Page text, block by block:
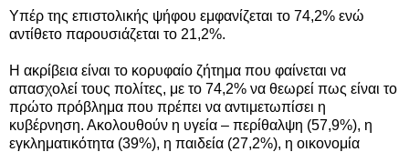
Υπέρ της επιστολικής ψήφου εμφανίζεται το 74,2% ενώ
αντίθετο παρουσιάζεται το 21,2%.
Η ακρίβεια είναι το κορυφαίο ζήτημα που φαίνεται να
απασχολεί τους πολίτες, με το 74,2% να θεωρεί πως είναι το
πρώτο πρόβλημα που πρέπει να αντιμετωπίσει η
κυβέρνηση. Ακολουθούν η υγεία – περίθαλψη (57,9%), η
εγκληματικότητα (39%), η παιδεία (27,2%), η οικονομία